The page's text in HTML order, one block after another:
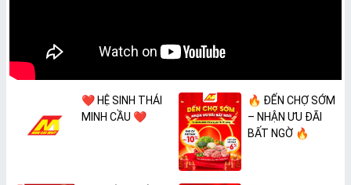
❤️ HỆ SINH THÁI
MINH CẦU ❤️
🔥 ĐẾN CHỢ SỚM
– NHẬN ƯU ĐÃI
BẤT NGỜ 🔥